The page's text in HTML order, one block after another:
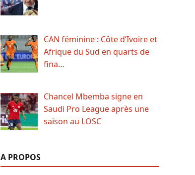
CAN féminine : Côte d’Ivoire et
Afrique du Sud en quarts de
fina…
Chancel Mbemba signe en
Saudi Pro League après une
saison au LOSC
A PROPOS